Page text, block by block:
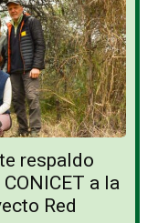
respaldo
a la
Red